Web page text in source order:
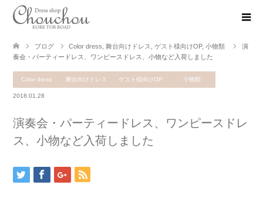
ブログ Color dress 舞台向けドレス ゲスト様向けOP, 小物類
演
奏会・パーティードレス、ワンピースドレス、小物など入荷しました
Color dress 舞台向けドレス ゲスト様向けOP 小物類
2018.01.28
演奏会・パーティードレス、ワンピースドレ
ス、小物など入荷しました